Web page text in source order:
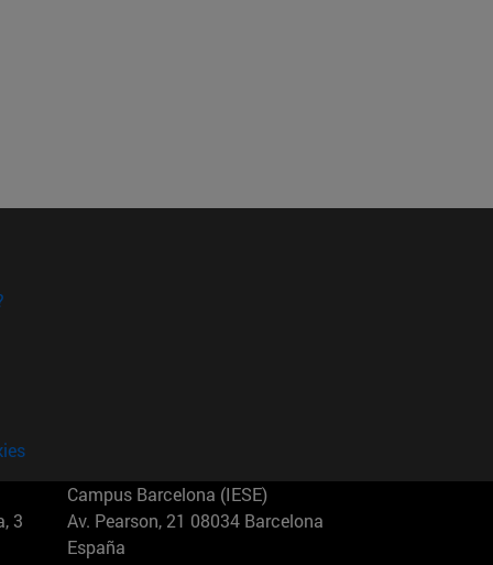
3
Campus Barcelona (IESE)
Av. Pearson, 21 08034 Barcelona
España